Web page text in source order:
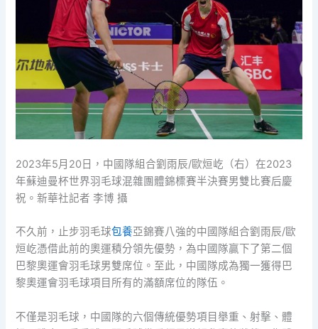
2023年5月20日，中國隊組合劉雨辰/歐烜屹（右）在2023
年蘇迪曼杯世界羽毛球混雜團體錦標賽半決賽男雙比賽后慶
祝。新華社記者 李博 攝
不久前，止步羽毛球包養亞錦賽八強的中國隊組合劉雨辰/歐
烜屹憑借此前的奧運積分領先優勢，為中國隊贏下了第二個
巴黎奧運會羽毛球男雙席位。至此，中國隊成為獨一獲得巴
黎奧運會羽毛球項目所有的滿額席位的隊伍。
不僅是羽毛球，中國隊的六個傳統優勢項目舉重、射擊、體